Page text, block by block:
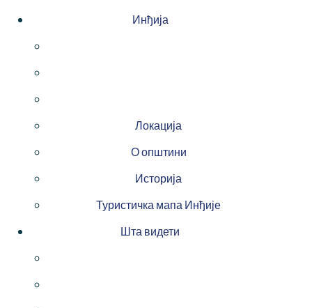
Инђија
Локација
О општини
Историја
Туристичка мапа Инђије
Шта видети